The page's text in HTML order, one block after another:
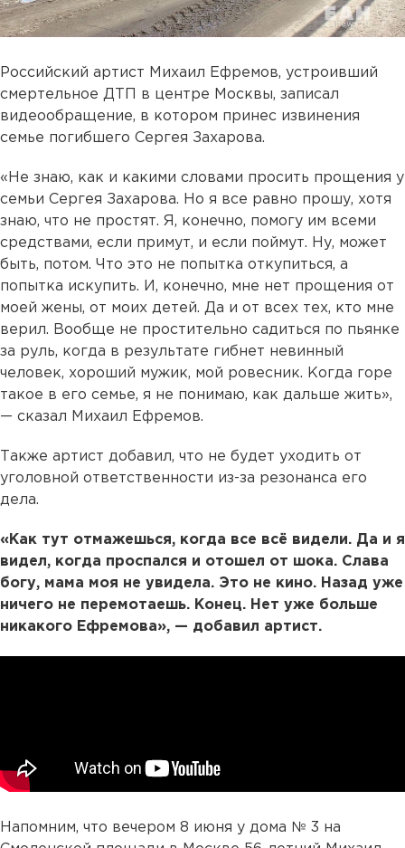
Российский артист Михаил Ефремов, устроивший
смертельное ДТП в центре Москвы, записал
видеообращение, в котором принес извинения
семье погибшего Сергея Захарова.
«Не знаю, как и какими словами просить прощения у
семьи Сергея Захарова. Но я все равно прошу, хотя
знаю, что не простят. Я, конечно, помогу им всеми
средствами, если примут, и если поймут. Ну, может
быть, потом. Что это не попытка откупиться, а
попытка искупить. И, конечно, мне нет прощения от
моей жены, от моих детей. Да и от всех тех, кто мне
верил. Вообще не простительно садиться по пьянке
за руль, когда в результате гибнет невинный
человек, хороший мужик, мой ровесник. Когда горе
такое в его семье, я не понимаю, как дальше жить»,
— сказал Михаил Ефремов.
Также артист добавил, что не будет уходить от
уголовной ответственности из-за резонанса его
дела.
«Как тут отмажешься, когда все всё видели. Да и я
видел, когда проспался и отошел от шока. Слава
богу, мама моя не увидела. Это не кино. Назад уже
ничего не перемотаешь. Конец. Нет уже больше
никакого Ефремова», — добавил артист.
Напомним, что вечером 8 июня у дома № 3 на